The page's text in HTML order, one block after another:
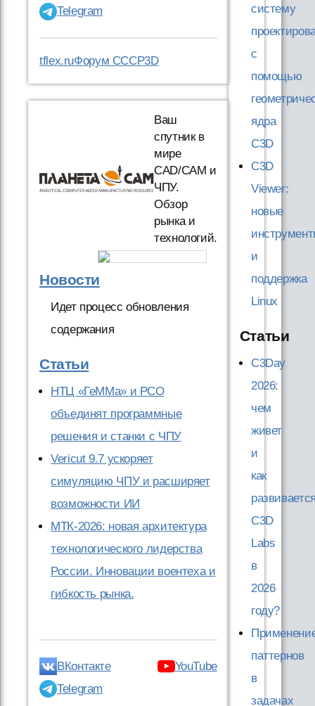
Telegram
tflex.ruФорум CCCP3D
Ваш
спутник в
мире
CAD/CAM и
ЧПУ.
Обзор
рынка и
технологий.
Новости
Идет процесс обновления
содержания
Статьи
НТЦ «ГеММа» и РСО
объединят программные
решения и станки с ЧПУ
Vericut 9.7 ускоряет
симуляцию ЧПУ и расширяет
возможности ИИ
МТК-2026: новая архитектура
технологического лидерства
России. Инновации воентеха и
гибкость рынка.
ВКонтакте
YouTube
Telegram
систему
c
помощью
ядра
C3D
C3D
Viewer:
новые
и
поддержка
Linux
Статьи
C3Day
2026:
чем
живет
и
как
C3D
Labs
в
2026
году?
паттернов
в
задачах